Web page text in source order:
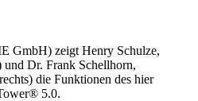
GmbH) zeigt Henry Schulze,
Dr. Frank Schellhorn,
die Funktionen des hier
5.0.